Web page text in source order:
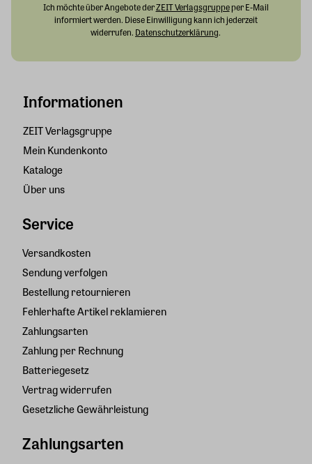
Informationen
ZEIT Verlagsgruppe
Mein Kundenkonto
Kataloge
Über uns
Service
Versandkosten
Sendung verfolgen
Bestellung retournieren
Fehlerhafte Artikel reklamieren
Zahlungsarten
Zahlung per Rechnung
Batteriegesetz
Vertrag widerrufen
Gesetzliche Gewährleistung
Zahlungsarten
Ich möchte über Angebote derZEIT Verlagsgruppeper E-Mail
informiert werden. Diese Einwilligung kann ich jederzeit
widerrufen. Datenschutzerklärung.